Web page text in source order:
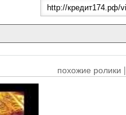
похожие ролики |